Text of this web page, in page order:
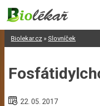
Skip
content
Biolekar.cz» Slovníček
22. 05. 2017